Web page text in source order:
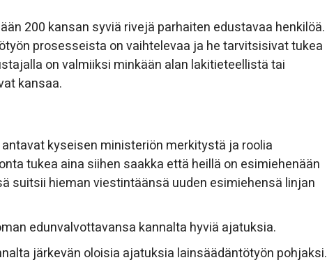
200 kansan syviä rivejä parhaiten edustavaa henkilöä.
prosesseista on vaihtelevaa ja he tarvitsisivat tukea
on valmiiksi minkään alan lakitieteellistä tai
kansaa.
kyseisen ministeriön merkitystä ja roolia
tukea aina siihen saakka että heillä on esimiehenään
suitsii hieman viestintäänsä uuden esimiehensä linjan
edunvalvottavansa kannalta hyviä ajatuksia.
järkevän oloisia ajatuksia lainsäädäntötyön pohjaksi.